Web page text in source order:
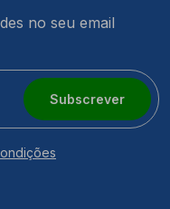
no seu email
Subscrever